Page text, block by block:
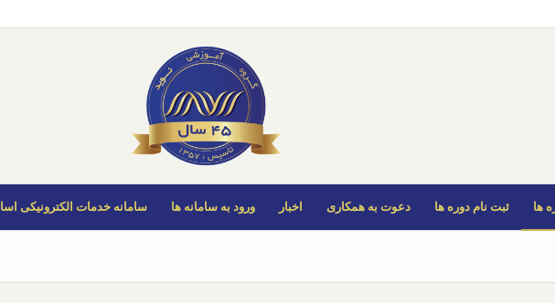
ها ثبت نام دوره ها دعوت به همکاری اخبار ورود به سامانه ها سامانه خدمات الکترونیکی